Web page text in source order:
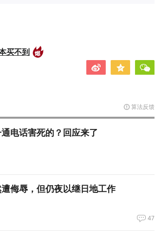
买不到
算法反馈
电话害死的？回应来了
侮辱，但仍夜以继日地工作
47